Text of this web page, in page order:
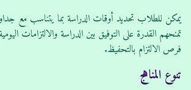
يمكن للطلاب تحديد أوقات الدراسة بما يتناسب مع
تمنحهم القدرة على التوفيق بين الدراسة والالتزامات
فرص الالتزام بالتحفيظ.
تنوع المناهج